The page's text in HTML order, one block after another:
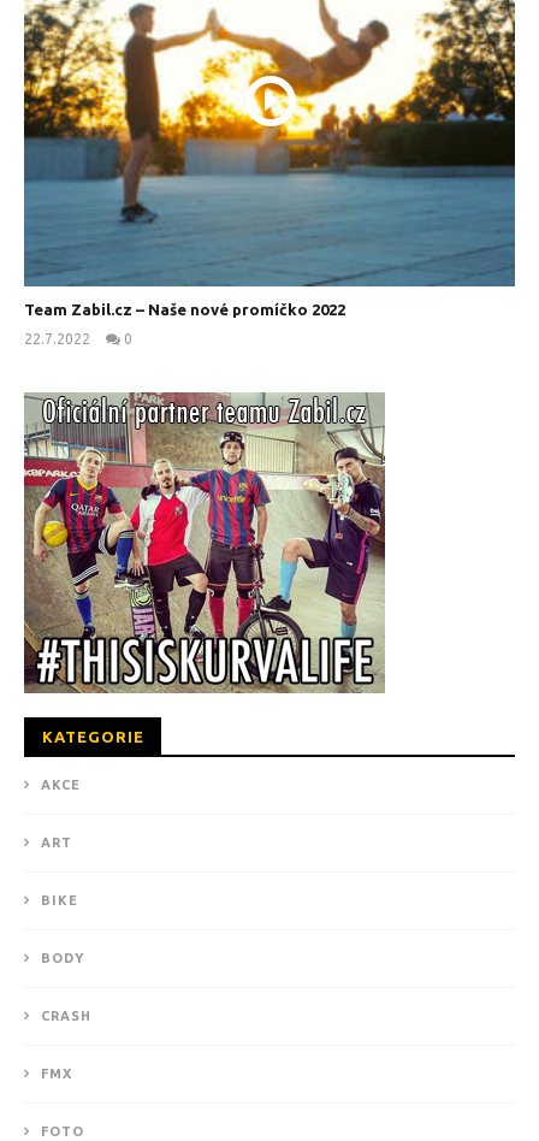
Team Zabil.cz – Naše nové promíčko 2022
22.7.2022
0
KATEGORIE
AKCE
ART
BIKE
BODY
CRASH
FMX
FOTO